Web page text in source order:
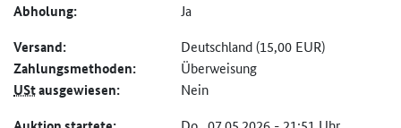
Abholung: Ja
Versand: Deutschland (15,00 EUR)
Zahlungs­methoden: Überweisung
UStausgewiesen: Nein